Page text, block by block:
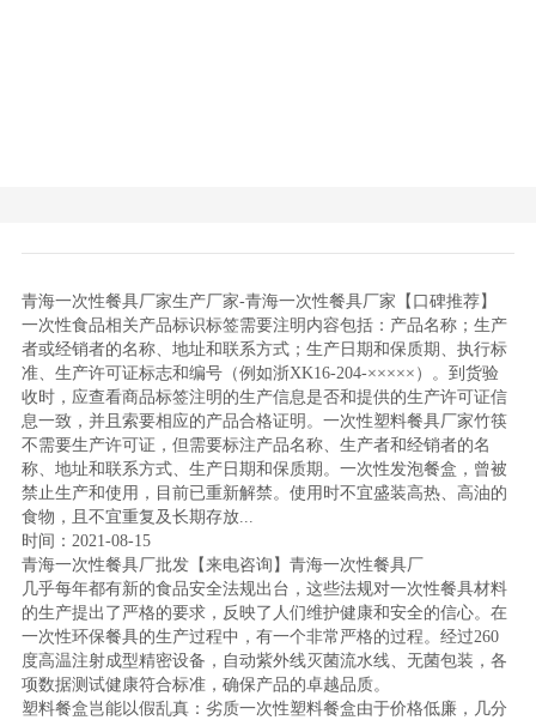
青海一次性餐具厂家生产厂家-青海一次性餐具厂家【口碑推荐】
一次性食品相关产品标识标签需要注明内容包括：产品名称；生产
者或经销者的名称、地址和联系方式；生产日期和保质期、执行标
准、生产许可证标志和编号（例如浙XK16-204-×××××）。到货验
收时，应查看商品标签注明的生产信息是否和提供的生产许可证信
息一致，并且索要相应的产品合格证明。一次性塑料餐具厂家竹筷
不需要生产许可证，但需要标注产品名称、生产者和经销者的名
称、地址和联系方式、生产日期和保质期。一次性发泡餐盒，曾被
禁止生产和使用，目前已重新解禁。使用时不宜盛装高热、高油的
食物，且不宜重复及长期存放...
时间：2021-08-15
青海一次性餐具厂批发【来电咨询】青海一次性餐具厂
几乎每年都有新的食品安全法规出台，这些法规对一次性餐具材料
的生产提出了严格的要求，反映了人们维护健康和安全的信心。在
一次性环保餐具的生产过程中，有一个非常严格的过程。经过260
度高温注射成型精密设备，自动紫外线灭菌流水线、无菌包装，各
项数据测试健康符合标准，确保产品的卓越品质。
塑料餐盒岂能以假乱真：劣质一次性塑料餐盒由于价格低廉，几分